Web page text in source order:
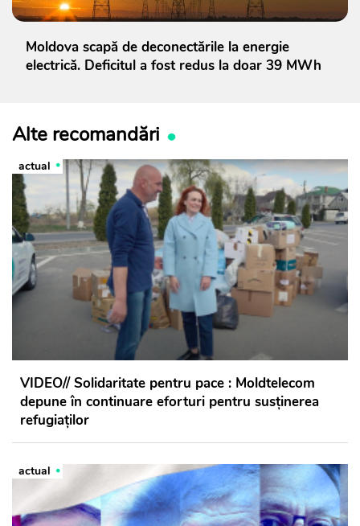
Moldova scapă de deconectările la energie
electrică. Deficitul a fost redus la doar 39 MWh
Alte recomandări
actual
VIDEO// Solidaritate pentru pace : Moldtelecom
depune în continuare eforturi pentru susținerea
refugiaților
actual